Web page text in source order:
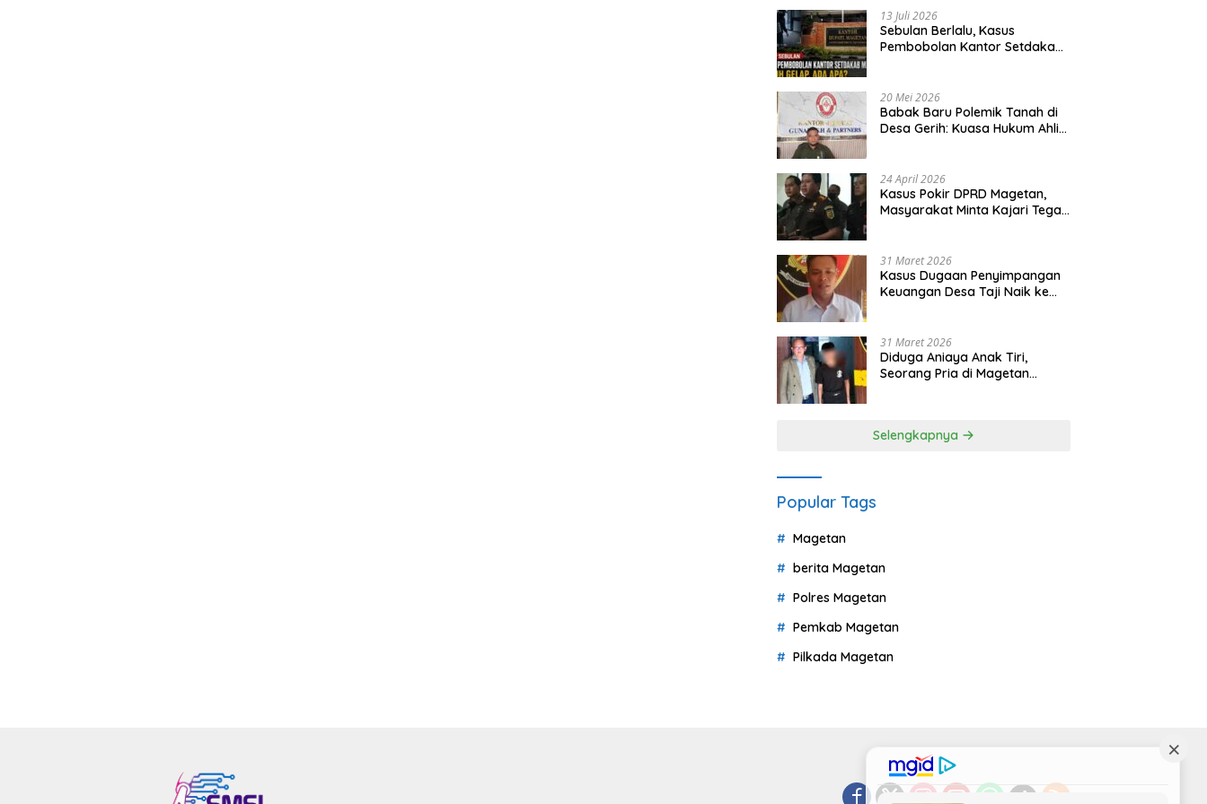
13 Juli 2026
Sebulan Berlalu, Kasus
Pembobolan Kantor Setdakab
20 Mei 2026
Babak Baru Polemik Tanah di
Desa Gerih: Kuasa Hukum Ahli
24 April 2026
Kasus Pokir DPRD Magetan,
Masyarakat Minta Kajari Tegak
31 Maret 2026
Kasus Dugaan Penyimpangan
Keuangan Desa Taji Naik ke
31 Maret 2026
Diduga Aniaya Anak Tiri,
Seorang Pria di Magetan
Selengkapnya
Popular Tags
Magetan
berita Magetan
Polres Magetan
Pemkab Magetan
Pilkada Magetan